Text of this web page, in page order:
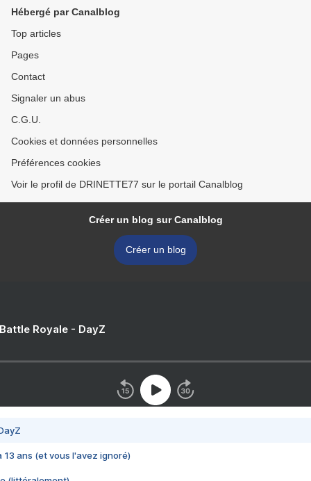
Hébergé par Canalblog
Top articles
Pages
Contact
Signaler un abus
C.G.U.
Cookies et données personnelles
Préférences cookies
Voir le profil de DRINETTE77 sur le portail Canalblog
Créer un blog sur Canalblog
Créer un blog
Royale - DayZ
13 ans (et vous l'avez ignoré)